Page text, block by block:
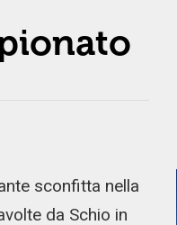
sconfitta nella
da Schio in